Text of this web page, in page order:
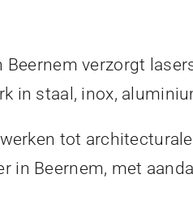
verzorgt
in staal, inox,
tot
in Beernem, met